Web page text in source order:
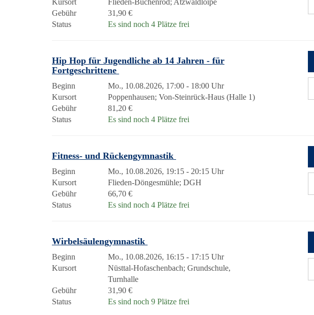
Kursort
Flieden-Buchenrod; Atzwaldloipe
Gebühr
31,90 €
Status
Es sind noch 4 Plätze frei
Hip Hop für Jugendliche ab 14 Jahren - für
Fortgeschrittene
Beginn
Mo., 10.08.2026, 17:00 - 18:00 Uhr
Kursort
Poppenhausen; Von-Steinrück-Haus (Halle 1)
Gebühr
81,20 €
Status
Es sind noch 4 Plätze frei
Fitness- und Rückengymnastik
Beginn
Mo., 10.08.2026, 19:15 - 20:15 Uhr
Kursort
Flieden-Döngesmühle; DGH
Gebühr
66,70 €
Status
Es sind noch 4 Plätze frei
Wirbelsäulengymnastik
Beginn
Mo., 10.08.2026, 16:15 - 17:15 Uhr
Kursort
Nüsttal-Hofaschenbach; Grundschule,
Turnhalle
Gebühr
31,90 €
Status
Es sind noch 9 Plätze frei